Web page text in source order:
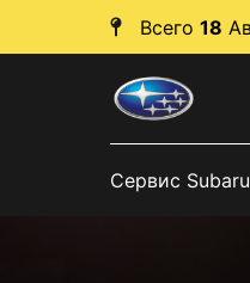
Всего 18
Сервис Subaru